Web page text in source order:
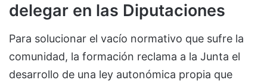
delegar en las Diputaciones
Para solucionar el vacío normativo que sufre la
comunidad, la formación reclama a la Junta el
desarrollo de una ley autonómica propia que